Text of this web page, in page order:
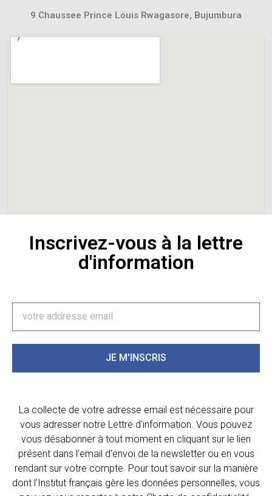
9 Chaussee Prince Louis Rwagasore, Bujumbura
Inscrivez-vous à la lettre
d'information
JE M'INSCRIS
La collecte de votre adresse email est nécessaire pour
vous adresser notre Lettre d’information. Vous pouvez
vous désabonner à tout moment en cliquant sur le lien
présent dans l’email d’envoi de la newsletter ou en vous
rendant sur votre compte. Pour tout savoir sur la manière
dont l’Institut français gère les données personnelles, vous